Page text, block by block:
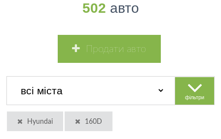
502 авто
Продати авто
фільтри
Hyundai 160D